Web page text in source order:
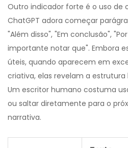
Outro indicador forte é o uso de
ChatGPT adora começar
"Além disso", "Em conclusão",
importante notar que". Embora
úteis, quando aparecem em
criativa, elas revelam a
Um escritor humano costuma
ou saltar diretamente para o
narrativa.